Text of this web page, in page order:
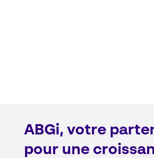
ABGi, votre
pour une